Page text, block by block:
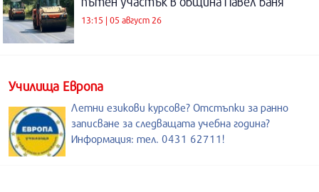
13:15 | 05 август 26
Училища Европа
Летни езикови курсове? Отстъпки за ранно
записване за следващата учебна година?
Информация: тел. 0431 62711!